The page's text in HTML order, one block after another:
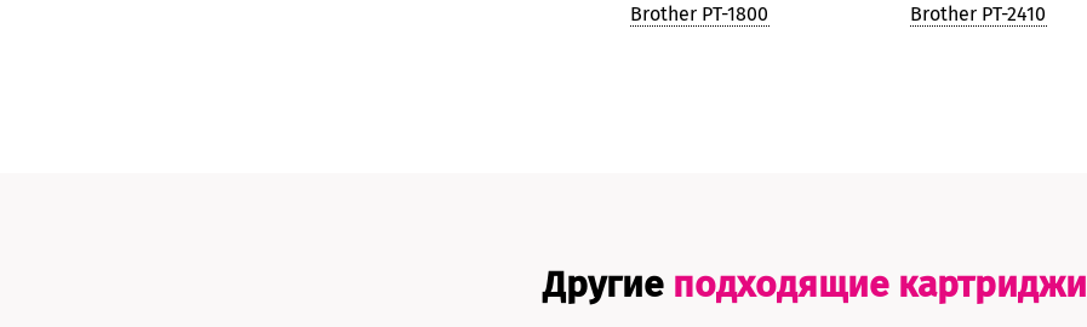
Brother PT-1800
Brother PT-2410
Другие подходящие картриджи